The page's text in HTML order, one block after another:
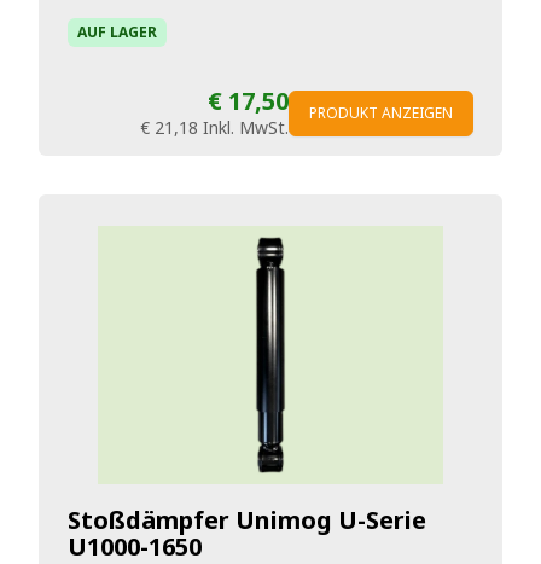
AUF LAGER
€ 17,50
€ 21,18 Inkl. MwSt.
PRODUKT ANZEIGEN
Stoßdämpfer Unimog U-Serie
U1000-1650